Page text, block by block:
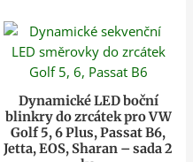
Dynamické LED boční
blinkry do zrcátek pro VW
Golf 5, 6 Plus, Passat B6,
Jetta, EOS, Sharan – sada 2